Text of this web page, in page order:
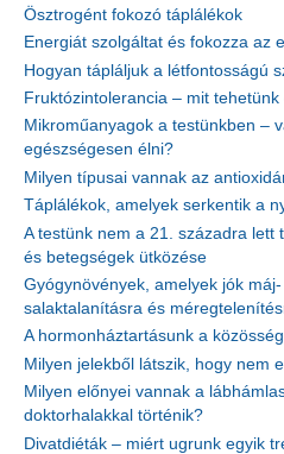
Ösztrogént fokozó táplálékok
Energiát szolgáltat és fokozza az
Hogyan tápláljuk a létfontosságú
Fruktózintolerancia – mit tehetünk
Mikroműanyagok a testünkben –
egészségesen élni?
Milyen típusai vannak az
Táplálékok, amelyek serkentik a
A testünk nem a 21. századra lett
és betegségek ütközése
Gyógynövények, amelyek jók
salaktalanításra és
A hormonháztartásunk a
Milyen jelekből látszik, hogy nem
Milyen előnyei vannak a
doktorhalakkal történik?
Divatdiéták – miért ugrunk egyik